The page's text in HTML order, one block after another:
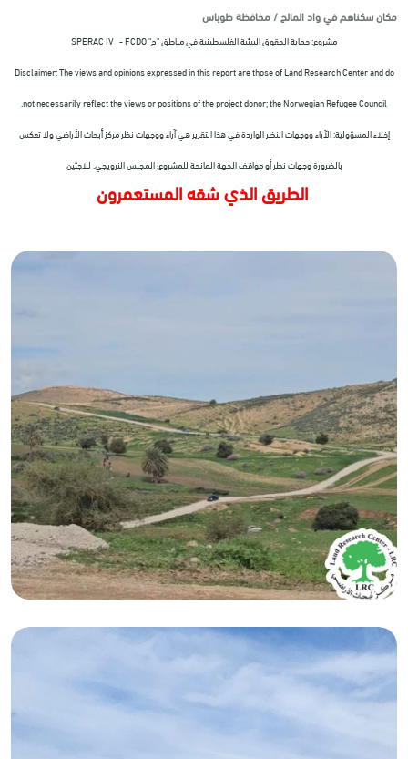
مكان سكناهم في واد المالح / محافظة طوباس
مشروع: حماية الحقوق البيئية الفلسطينية في مناطق "ج" SPERAC IV - FCDO
Disclaimer: The views and opinions expressed in this report are those of Land Research Center and do
not necessarily reflect the views or positions of the project donor; the Norwegian Refugee Council.
إخلاء المسؤولية: الآراء ووجهات النظر الواردة في هذا التقرير هي آراء ووجهات نظر مركز أبحاث الأراضي ولا تعكس
بالضرورة وجهات نظر أو مواقف الجهة المانحة للمشروع؛ المجلس النرويجي. للاجئين
الطريق الذي شقه المستعمرون